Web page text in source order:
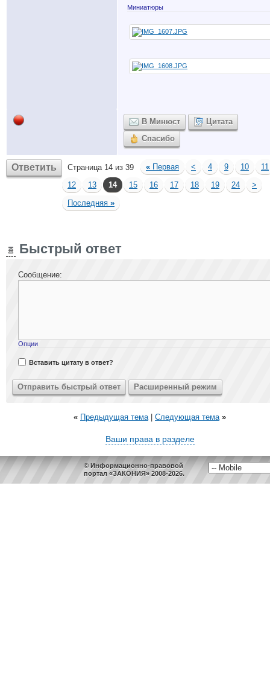
Миниатюры
В Минюст
Цитата
Спасибо
Ответить Страница 14 из 39 « Первая < 4 9 10
11
12
13 14 15 16 17 18 19 24
>
Последняя »
Быстрый ответ
Сообщение:
Опции
Вставить цитату в ответ?
« Предыдущая тема| Следующая тема »
Ваши права в разделе
© Информационно-правовой
портал «ЗАКОНИЯ» 2008-2026.